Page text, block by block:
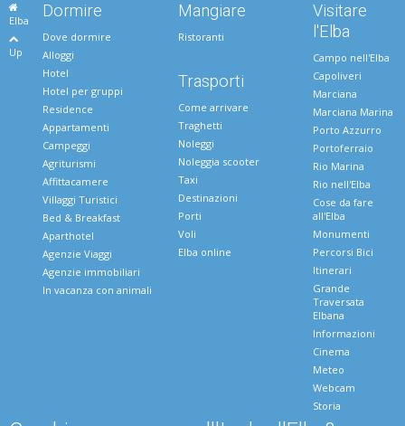
Elba
Up
Dormire
Dove dormire
Alloggi
Hotel
Hotel per gruppi
Residence
Appartamenti
Campeggi
Agriturismi
Affittacamere
Villaggi Turistici
Bed & Breakfast
Aparthotel
Agenzie Viaggi
Agenzie immobiliari
In vacanza con animali
Mangiare
Ristoranti
Trasporti
Come arrivare
Traghetti
Noleggi
Noleggia scooter
Taxi
Destinazioni
Porti
Voli
Elba online
Visitare
l'Elba
Campo nell'Elba
Capoliveri
Marciana
Marciana Marina
Porto Azzurro
Portoferraio
Rio Marina
Rio nell'Elba
Cose da fare
all'Elba
Monumenti
Percorsi Bici
Itinerari
Grande
Traversata
Elbana
Informazioni
Cinema
Meteo
Webcam
Storia